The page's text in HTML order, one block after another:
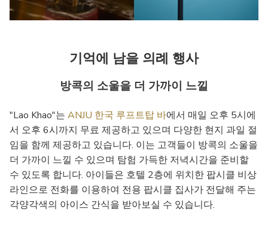
기억에 남을 의례 행사
방콕의 소울을 더 가까이 느낄
"Lao Khao"는 ANJU 한국 루프트탑 바에서 매일 오후 5시에
서 오후 6시까지 무료 제공하고 있으며 다양한 현지 과일 절
임을 함께 제공하고 있습니다. 이는 고객들이 방콕의 소울을
더 가까이 느낄 수 있으며 탐험 가득한 저녁시간을 준비할
수 있도록 합니다. 아이들은 호텔 2층에 위치한 팝시클 비상
라인으로 전화를 이용하여 전용 팝시클 집사가 전달해 주는
각양각색의 아이스 간식을 받아보실 수 있습니다.